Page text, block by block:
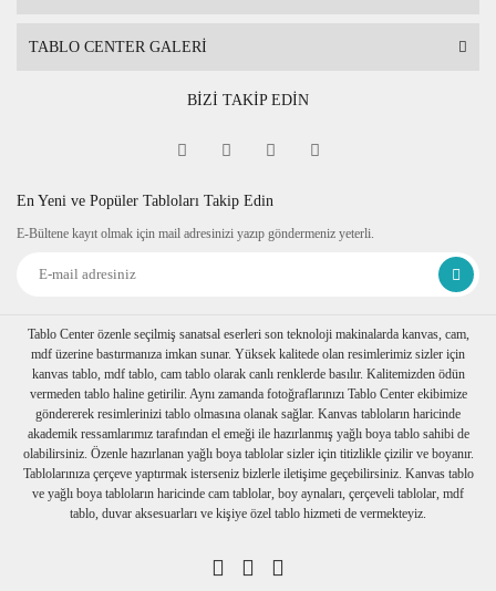
Nakliye sırasında hasar
TABLO CENTER GALERİ
BİZİ TAKİP EDİN
En Yeni ve Popüler Tabloları Takip Edin
E-Bültene kayıt olmak için mail adresinizi yazıp göndermeniz yeterli.
Tablo Center özenle seçilmiş sanatsal eserleri son teknoloji makinalarda kanvas, cam,
mdf üzerine bastırmanıza imkan sunar. Yüksek kalitede olan resimlerimiz sizler için
kanvas tablo, mdf tablo, cam tablo olarak canlı renklerde basılır. Kalitemizden ödün
vermeden tablo haline getirilir. Aynı zamanda fotoğraflarınızı Tablo Center ekibimize
göndererek resimlerinizi tablo olmasına olanak sağlar. Kanvas tabloların haricinde
akademik ressamlarımız tarafından el emeği ile hazırlanmış yağlı boya tablo sahibi de
olabilirsiniz. Özenle hazırlanan yağlı boya tablolar sizler için titizlikle çizilir ve boyanır.
Tablolarınıza çerçeve yaptırmak isterseniz bizlerle iletişime geçebilirsiniz. Kanvas tablo
ve yağlı boya tabloların haricinde cam tablolar, boy aynaları, çerçeveli tablolar, mdf
tablo, duvar aksesuarları ve kişiye özel tablo hizmeti de vermekteyiz.